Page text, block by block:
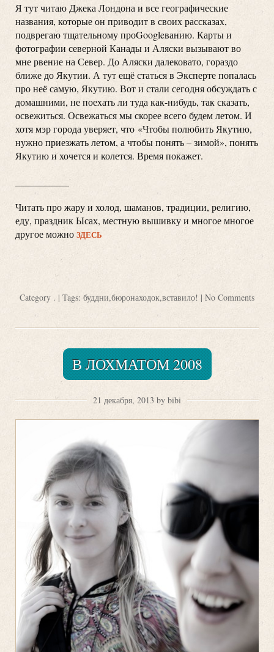
Я тут читаю Джека Лондона и все географические
названия, которые он приводит в своих рассказах,
подврегаю тщательному проGoogleванию. Карты и
фотографии северной Канады и Аляски вызывают во
мне рвение на Север. До Аляски далековато, гораздо
ближе до Якутии. А тут ещё статься в Эксперте попалась
про неё самую, Якутию. Вот и стали сегодня обсуждать с
домашними, не поехать ли туда как-нибудь, так сказать,
освежиться. Освежаться мы скорее всего будем летом. И
хотя мэр города уверяет, что «Чтобы полюбить Якутию,
нужно приезжать летом, а чтобы понять – зимой», понять
Якутию и хочется и колется. Время покажет.
Читать про жару и холод, шаманов, традиции, религию,
еду, праздник Ысах, местную вышивку и многое многое
другое можно ЗДЕСЬ
Category . | Tags: буддни,бюронаходок,вставило! | No Comments
В ЛОХМАТОМ 2008
21 декабря, 2013 by bibi